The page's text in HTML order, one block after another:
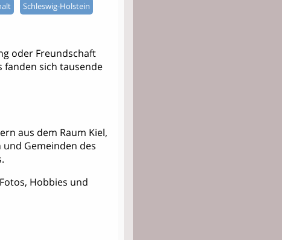
Schleswig-Holstein
oder Freundschaft
fanden sich tausende
aus dem Raum Kiel,
Gemeinden des
Hobbies und